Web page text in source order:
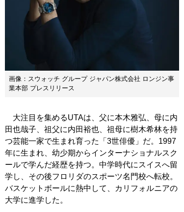
画像：スウォッチ グループ ジャパン株式会社 ロンジン事
業本部 プレスリリース
大注目を集めるUTAは、父に本木雅弘、母に内
田也哉子、祖父に内田裕也、祖母に樹木希林を持
つ芸能一家で生まれ育った「3世俳優」だ。1997
年に生まれ、幼少期からインターナショナルスク
ールで学んだ経歴を持つ。中学時代にスイスへ留
学し、その後フロリダのスポーツ名門校へ転校。
バスケットボールに熱中して、カリフォルニアの
大学に進学した。